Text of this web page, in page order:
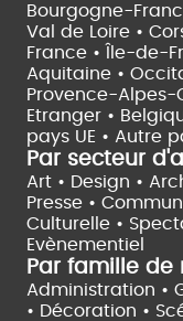
Bourgogne-
Val de Loire •
France •
Île-de-
Aquitaine •
Provence-Alpes-
Etranger •
pays UE • Autre
Par secteur
Art • Design •
Presse •
Culturelle •
Evènementiel
Par famille de
Administration •
• Décoration •